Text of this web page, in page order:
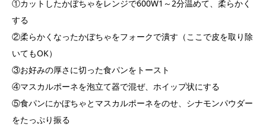
①カットしたかぼちゃをレンジで600W1～2分温めて、柔らかく
する
②柔らかくなったかぼちゃをフォークで潰す（ここで皮を取り除
いてもOK）
③お好みの厚さに切った食パンをトースト
④マスカルポーネを泡立て器で混ぜ、ホイップ状にする
⑤食パンにかぼちゃとマスカルポーネをのせ、シナモンパウダー
をたっぷり振る